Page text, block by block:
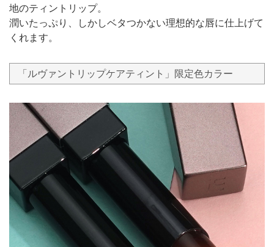
地のティントリップ。
潤いたっぷり、しかしベタつかない理想的な唇に仕上げて
くれます。
「ルヴァントリップケアティント」限定色カラー